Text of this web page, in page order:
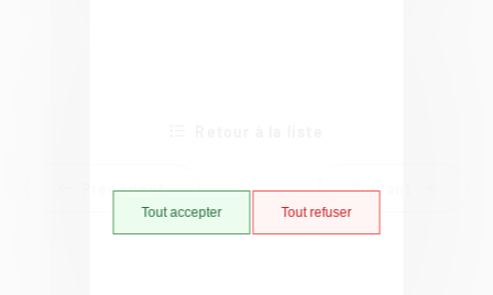
Tout accepter Tout refuser
Précédent Suivant